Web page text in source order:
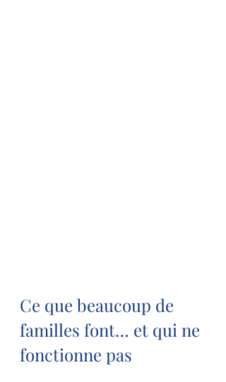
Ce que beaucoup de
familles font… et qui ne
fonctionne pas